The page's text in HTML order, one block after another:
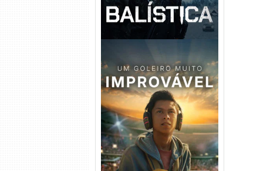
Um Goleiro Muito Improvável
Torrent (2026) WEB-DL 1080p
Dual Áudio